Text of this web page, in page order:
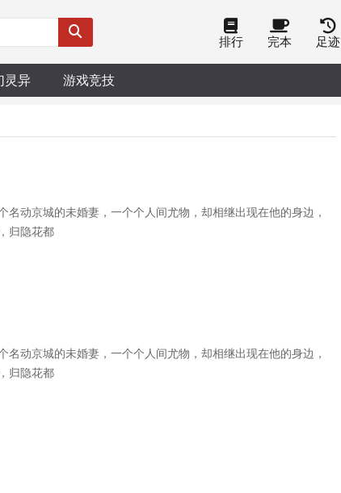
排行 完本 足迹
灵异 游戏竞技
动京城的未婚妻，一个个人间尤物，却相继出现在他的身边，
归隐花都
动京城的未婚妻，一个个人间尤物，却相继出现在他的身边，
归隐花都